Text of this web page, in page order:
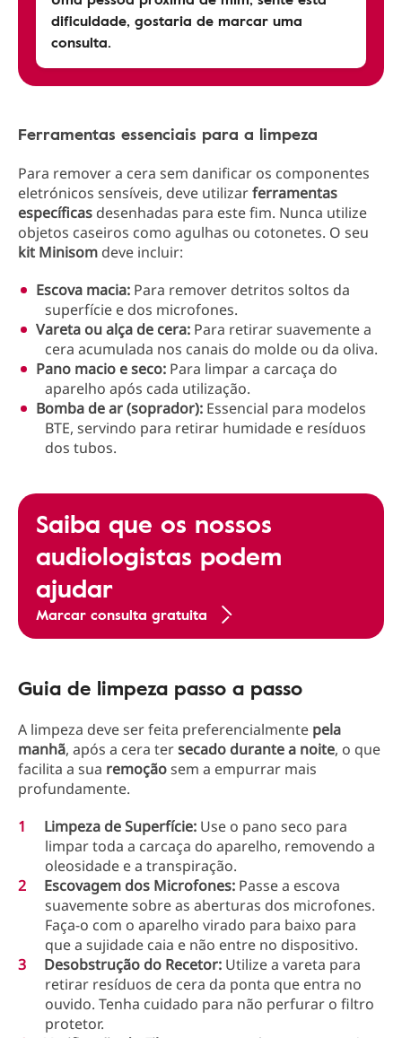
dificuldade, gostaria de marcar uma
consulta.
Ferramentas essenciais para a limpeza
Para remover a cera sem danificar os componentes
eletrónicos sensíveis, deve utilizarferramentas
específicas desenhadas para este fim. Nunca utilize
objetos caseiros como agulhas ou cotonetes. O seu
kit Minisom deve incluir:
Escova macia: Para remover detritos soltos da
superfície e dos microfones.
Vareta ou alça de cera: Para retirar suavemente a
cera acumulada nos canais do molde ou da oliva.
Pano macio e seco: Para limpar a carcaça do
aparelho após cada utilização.
Bomba de ar (soprador): Essencial para modelos
BTE, servindo para retirar humidade e resíduos
dos tubos.
Saiba que os nossos
audiologistas podem
ajudar
Marcar consulta gratuita
Guia de limpeza passo a passo
A limpeza deve ser feita preferencialmente pela
manhã, após a cera tersecado durante a noite, o que
facilita a sua remoçãosem a empurrar mais
profundamente.
Limpeza de Superfície: Use o pano seco para
limpar toda a carcaça do aparelho, removendo a
oleosidade e a transpiração.
Escovagem dos Microfones: Passe a escova
suavemente sobre as aberturas dos microfones.
Faça-o com o aparelho virado para baixo para
que a sujidade caia e não entre no dispositivo.
Desobstrução do Recetor: Utilize a vareta para
retirar resíduos de cera da ponta que entra no
ouvido. Tenha cuidado para não perfurar o filtro
protetor.